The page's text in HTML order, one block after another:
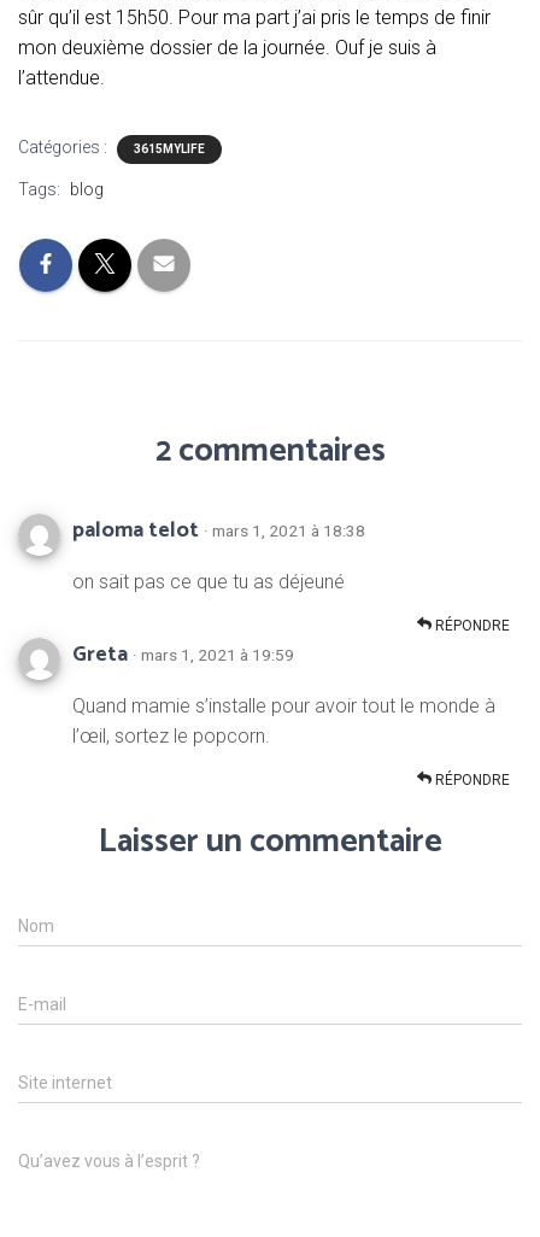
sûr qu’il est 15h50. Pour ma part j’ai pris le temps de finir
mon deuxième dossier de la journée. Ouf je suis à
l’attendue.
Catégories : 3615MYLIFE
Tags: blog
2 commentaires
paloma telot · mars 1, 2021 à 18:38
on sait pas ce que tu as déjeuné
RÉPONDRE
Greta · mars 1, 2021 à 19:59
Quand mamie s’installe pour avoir tout le monde à
l’œil, sortez le popcorn.
RÉPONDRE
Laisser un commentaire
Nom
E-mail
Site internet
Qu’avez vous à l’esprit ?